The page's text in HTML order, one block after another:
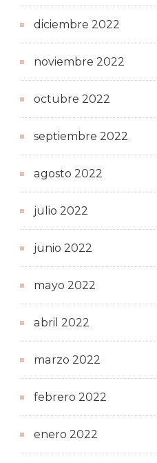
diciembre 2022
noviembre 2022
octubre 2022
septiembre 2022
agosto 2022
julio 2022
junio 2022
mayo 2022
abril 2022
marzo 2022
febrero 2022
enero 2022